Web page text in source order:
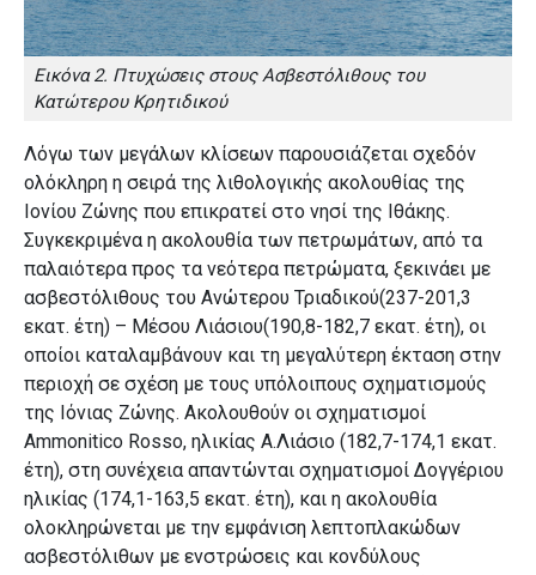
Εικόνα 2. Πτυχώσεις στους Ασβεστόλιθους του
Κατώτερου Κρητιδικού
Λόγω των μεγάλων κλίσεων παρουσιάζεται σχεδόν
ολόκληρη η σειρά της λιθολογικής ακολουθίας της
Ιονίου Ζώνης που επικρατεί στο νησί της Ιθάκης.
Συγκεκριμένα η ακολουθία των πετρωμάτων, από τα
παλαιότερα προς τα νεότερα πετρώματα, ξεκινάει με
ασβεστόλιθους του Ανώτερου Τριαδικού(237-201,3
εκατ. έτη) – Μέσου Λιάσιου(190,8-182,7 εκατ. έτη), οι
οποίοι καταλαμβάνουν και τη μεγαλύτερη έκταση στην
περιοχή σε σχέση με τους υπόλοιπους σχηματισμούς
της Ιόνιας Ζώνης. Ακολουθούν οι σχηματισμοί
Ammonitico Rosso, ηλικίας Α.Λιάσιο (182,7-174,1 εκατ.
έτη), στη συνέχεια απαντώνται σχηματισμοί Δογγέριου
ηλικίας (174,1-163,5 εκατ. έτη), και η ακολουθία
ολοκληρώνεται με την εμφάνιση λεπτοπλακώδων
ασβεστόλιθων με ενστρώσεις και κονδύλους